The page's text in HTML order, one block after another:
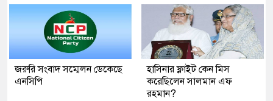
জরুরি সংবাদ সম্মেলন ডেকেছে
এনসিপি
হাসিনার ফ্লাইট কেন মিস
করেছিলেন সালমান এফ
রহমান?